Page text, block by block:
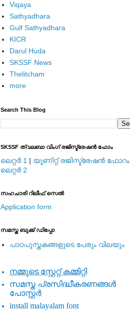
Viqaya
Sathyadhara
Gulf Sathyadhara
KICR
Darul Huda
SKSSF News
Thelitcham
more
Search This Blog
SKSSF ത്വലബാ വിംഗ് രജിസ്ട്രേഷന്‍ ഫോം
ലെറ്റര്‍ 1 | യൂണിറ്റ് രജിസ്ട്രേഷന്‍ ഫോറം
ലെറ്റര്‍ 2
സഹചാരി റിലീഫ് സെല്‍
Application form
സമസ്ത ബുക്ക് ഡിപ്പോ
പാഠപുസ്തകങ്ങളുടെ പേരും വിലയും
നമ്മുടെ സ്റ്റേറ്റ് കമ്മിറ്റി
സമസ്ത പ്രസിദ്ധീകരണങ്ങള്‍
പോസ്റ്റര്‍
install malayalam font